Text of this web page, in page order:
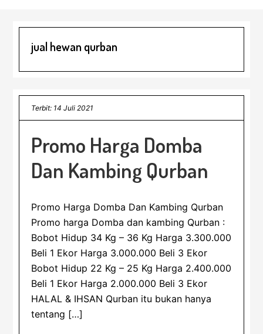
jual hewan qurban
Terbit: 14 Juli 2021
Promo Harga Domba
Dan Kambing Qurban
Promo Harga Domba Dan Kambing Qurban
Promo harga Domba dan kambing Qurban :
Bobot Hidup 34 Kg – 36 Kg Harga 3.300.000
Beli 1 Ekor Harga 3.000.000 Beli 3 Ekor
Bobot Hidup 22 Kg – 25 Kg Harga 2.400.000
Beli 1 Ekor Harga 2.000.000 Beli 3 Ekor
HALAL & IHSAN Qurban itu bukan hanya
tentang […]